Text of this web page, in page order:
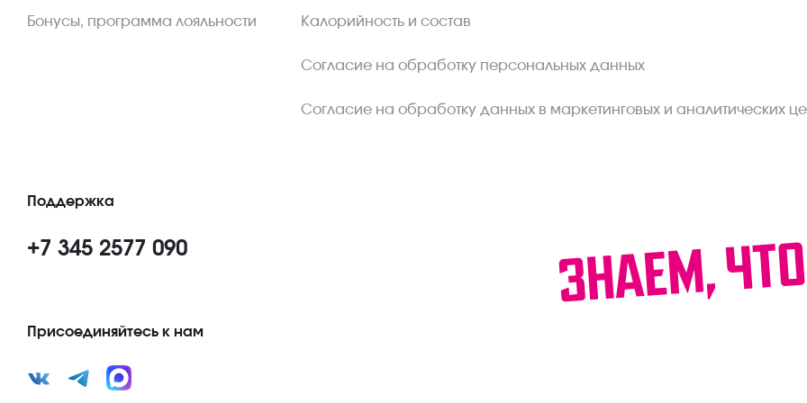
Бонусы, программа лояльности Калорийность и состав
Согласие на обработку персональных данных
Согласие на обработку данных в маркетинговых и аналитических
Поддержка
+7 345 2577 090
Присоединяйтесь к нам